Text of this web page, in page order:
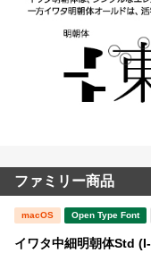
ファミリー商品
macOS Open Type Font
イワタ中細明朝体Std